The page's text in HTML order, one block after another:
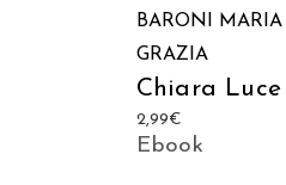
BARONI MARIA
GRAZIA
Chiara Luce
2,99€
Ebook